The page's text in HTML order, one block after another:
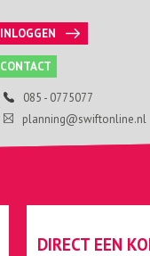
INLOGGEN
CONTACT
085 - 0775077
planning@swiftonline.nl
DIRECT EEN